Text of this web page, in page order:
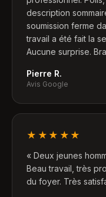
description
soumission ferme
travail a été fait la
Aucune surprise.
Pierre R.
Avis Google
★★★★★
« Deux jeunes
Beau travail, très
du foyer. Très